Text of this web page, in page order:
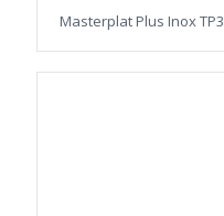
Masterplat Plus Inox TP3